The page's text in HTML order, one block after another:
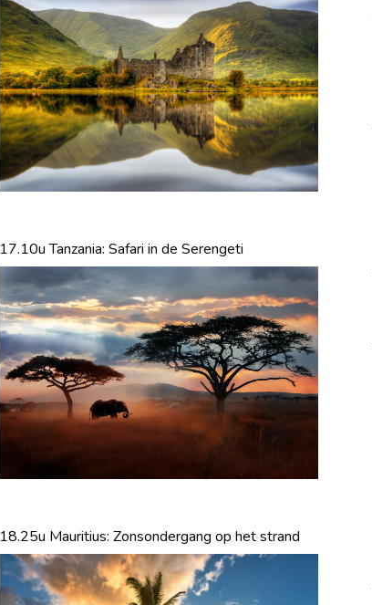
17.10u Tanzania: Safari in de Serengeti
18.25u Mauritius: Zonsondergang op het strand